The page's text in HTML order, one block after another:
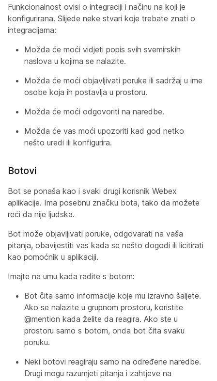
Funkcionalnost ovisi o integraciji i načinu na koji je
konfigurirana. Slijede neke stvari koje trebate znati o
integracijama:
Možda će moći vidjeti popis svih svemirskih
naslova u kojima se nalazite.
Možda će moći objavljivati poruke ili sadržaj u ime
osobe koja ih postavlja u prostoru.
Možda će moći odgovoriti na naredbe.
Možda će vas moći upozoriti kad god netko
nešto uredi ili konfigurira.
Botovi
Bot se ponaša kao i svaki drugi korisnik Webex
aplikacije. Ima posebnu značku bota, tako da možete
reći da nije ljudska.
Bot može objavljivati poruke, odgovarati na vaša
pitanja, obavijestiti vas kada se nešto dogodi ili licitirati
kao pomoćnik u aplikaciji.
Imajte na umu kada radite s botom:
Bot čita samo informacije koje mu izravno šaljete.
Ako se nalazite u grupnom prostoru, koristite
@mention kada želite da reagira. Ako ste u
prostoru samo s botom, onda bot čita svaku
poruku.
Neki botovi reagiraju samo na određene naredbe.
Drugi mogu razumjeti pitanja i zahtjeve na